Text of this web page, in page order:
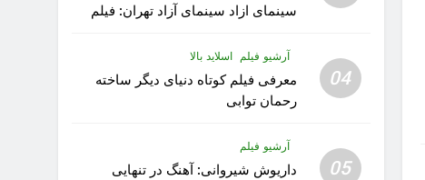
سینمای ازاد سینمای آزاد تهران: فیلم
04
آرشیو فیلم اسلاید بالا
معرفی فیلم کوتاه دنیای دیگر ساخته
رحمان توابی
05
آرشیو فیلم
داریوش شیروانی: آهنگ در تنهایی